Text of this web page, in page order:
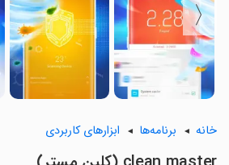
〈
خانه برنامه‌ها ابزارهای کاربردی